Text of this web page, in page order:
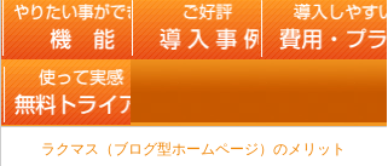
ラクマス（ブログ型ホームページ）のメリット